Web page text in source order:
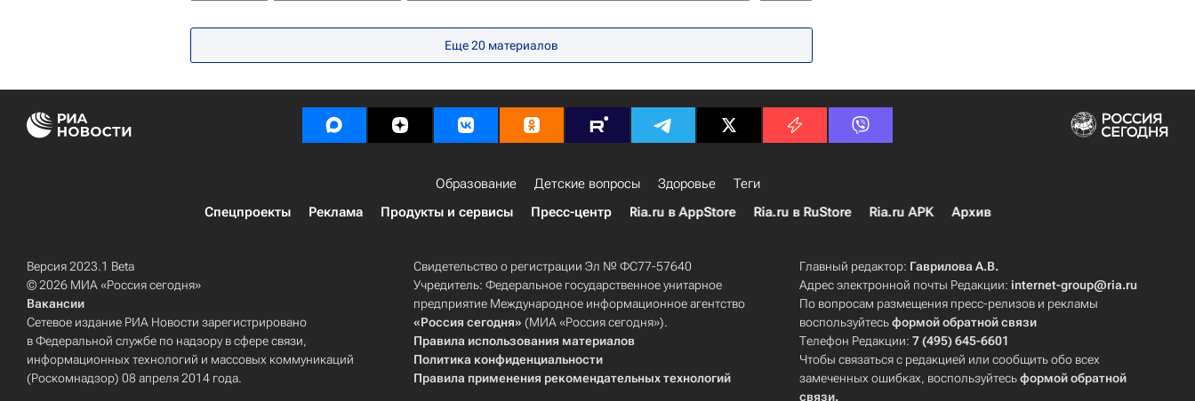
Еще 20 материалов
Образование Детские вопросы Здоровье
Теги
Спецпроекты
Реклама Продукты и сервисы Пресс-центр Ria.ru в AppStore Ria.ru в RuStore Ria.ru APK Архив
Версия 2023.1 Beta
© 2026 МИА «Россия сегодня»
Вакансии
Сетевое издание РИА Новости зарегистрировано
в Федеральной службе по надзору в сфере связи,
информационных технологий и массовых коммуникаций
(Роскомнадзор) 08 апреля 2014 года.
Свидетельство о регистрации Эл № ФС77-57640
Учредитель: Федеральное государственное унитарное
предприятие Международное информационное агентство
«Россия сегодня» (МИА «Россия сегодня»).
Правила использования материалов
Политика конфиденциальности
Правила применения рекомендательных технологий
Главный редактор: Гаврилова А.В.
Адрес электронной почты Редакции:internet-group@ria.ru
По вопросам размещения пресс-релизов и рекламы
воспользуйтесьформой обратной связи
Телефон Редакции:7 (495) 645-6601
Чтобы связаться с редакцией или сообщить обо всех
замеченных ошибках, воспользуйтесьформой обратной
связи.